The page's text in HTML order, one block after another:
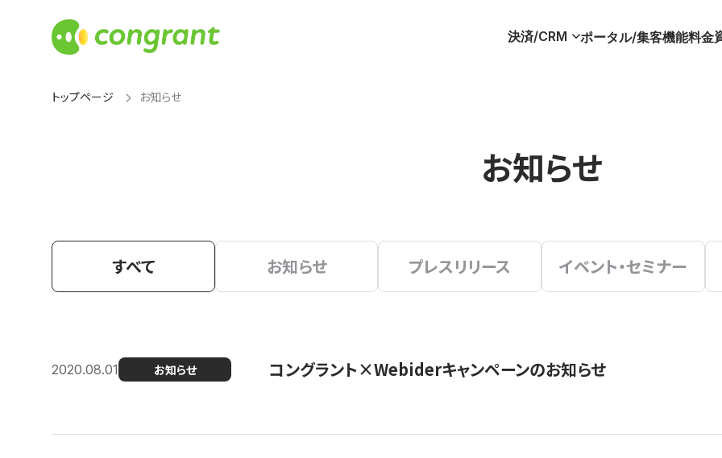
決済/CRM ポータル/集客機能料金
トップページ お知らせ
お知らせ
すべて お知らせ プレスリリース イベント・セミナー
2020.08.01 お知らせ コングラント×Webiderキャンペーンのお知らせ